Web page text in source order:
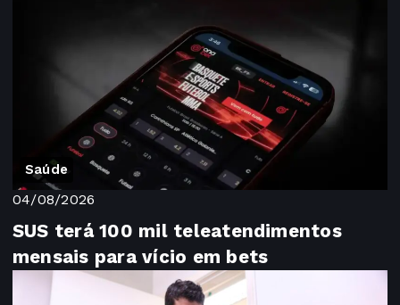
Saúde
04/08/2026
SUS terá 100 mil teleatendimentos
mensais para vício em bets